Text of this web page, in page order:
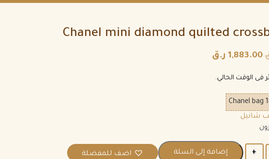
Chanel mini diamond quilted
1,883.00 ر.ق
فى الوقت الحالي.
Chanel bag
شانيل
إضافة إلى السلة اضف للمفضلة